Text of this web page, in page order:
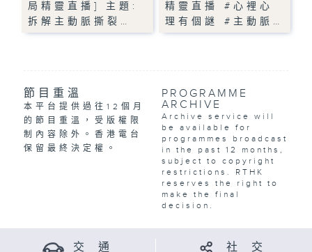
局精靈直播] 主題:
拆解主動脈撕裂…
精靈直播 #心裡心
理有個謎 #主動脈…
節目重溫
本平台提供過往12個月
的節目重溫，受版權限
制內容除外。香港電台
保留最終決定權。
PROGRAMME
ARCHIVE
Archive service will
be available for
programmes broadcast
in the past 12 months,
subject to copyright
restrictions. RTHK
reserves the right to
make the final
decision.
交 通 社 交